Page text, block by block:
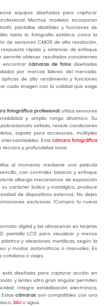
equipos diseñados para capturar
Muchos modelos incorporan
pantallas abatibles y funciones de
tanto la fotografía estática como la
de sensores CMOS de alta resolución,
rápida y sistemas de enfoque
obtener resultados consistentes
encontrar cámaras de fotos diseñadas
por marcas líderes del mercado.
de alto rendimiento y funciones
cada imagen con la calidad que exige
fotográfica profesional utiliza sensores
y amplio rango dinámico. Su
sellado, resiste condiciones
zapata para accesorios, múltiples
Esta cámara fotográfica
técnica y profundidad tonal.
al momento mediante una película
con controles básicos y enfoque
alberga mecanismos de exposición
carácter lúdico y nostálgico, produce
de dispositivos externos. No dejes
exclusivas. ¡Compra tu nueva
digital y las almacenan en tarjetas
pantalla LCD para visualizar y menús
y aleaciones metálicas, según la
y modos automáticos o manuales. Es
cotidiana o viajes.
está diseñada para capturar acción en
y lentes ultra gran angular permiten
Integra estabilización electrónica,
cámaras son compatibles con una
bicio agua.